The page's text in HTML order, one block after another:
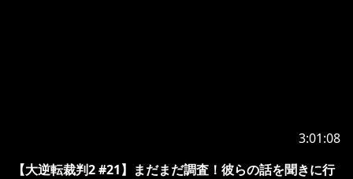
3:01:08
【大逆転裁判2 #21】まだまだ調査！彼らの話を聞きに行